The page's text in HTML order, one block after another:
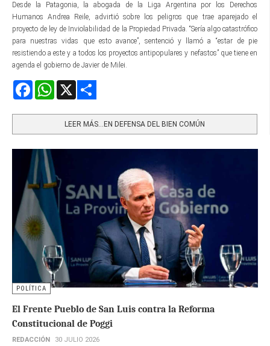
Desde la Patagonia, la abogada de la Liga Argentina por los Derechos
Humanos Andrea Reile, advirtió sobre los peligros que trae aparejado el
proyecto de ley de Inviolabilidad de la Propiedad Privada. “Sería algo catastrófico
para nuestras vidas que esto avance”, sentenció y llamó a “estar de pie
resistiendo a este y a todos los proyectos antipopulares y nefastos” que tiene en
agenda el gobierno de Javier de Milei.
FacebookWhatsApp
LEER MÁS…EN DEFENSA DEL BIEN COMÚN
POLÍTICA
El Frente Pueblo de San Luis contra la Reforma
Constitucional de Poggi
REDACCIÓN 30 JULIO 2026